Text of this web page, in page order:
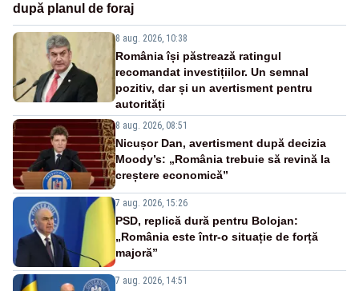
după planul de foraj
8 aug. 2026, 10:38
România își păstrează ratingul
recomandat investițiilor. Un semnal
pozitiv, dar și un avertisment pentru
autorități
8 aug. 2026, 08:51
Nicușor Dan, avertisment după decizia
Moody’s: „România trebuie să revină la
creștere economică”
7 aug. 2026, 15:26
PSD, replică dură pentru Bolojan:
„România este într-o situație de forță
majoră”
7 aug. 2026, 14:51